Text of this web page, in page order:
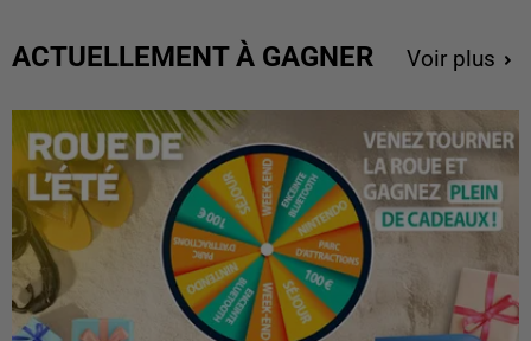
ACTUELLEMENT À GAGNER Voir plus